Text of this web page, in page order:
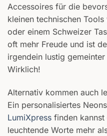
Accessoires für die
kleinen technischen
oder einem Schweizer
oft mehr Freude und ist
irgendein lustig
Wirklich!
Alternativ kommen auch
Ein personalisiertes
LumiXpress finden kannst
leuchtende Worte mehr